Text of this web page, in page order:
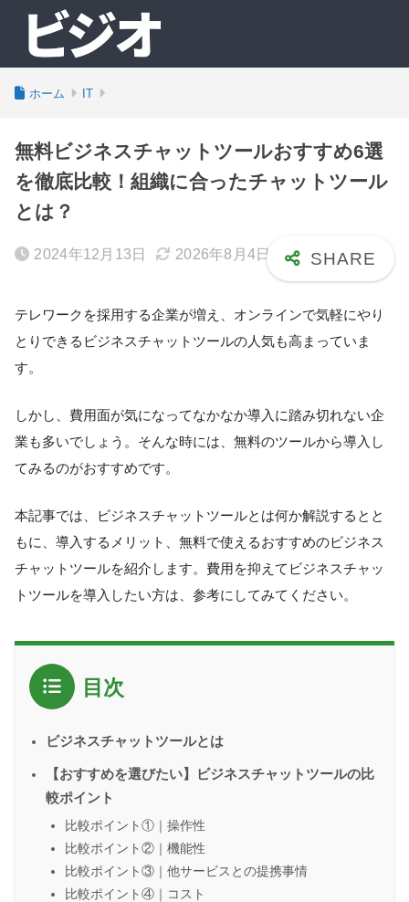
ホーム IT
無料ビジネスチャットツールおすすめ6選
を徹底比較！組織に合ったチャットツール
とは？
2024年12月13日 2026年8月4日
テレワークを採用する企業が増え、オンラインで気軽にやり
とりできるビジネスチャットツールの人気も高まっていま
す。
しかし、費用面が気になってなかなか導入に踏み切れない企
業も多いでしょう。そんな時には、無料のツールから導入し
てみるのがおすすめです。
本記事では、ビジネスチャットツールとは何か解説するとと
もに、導入するメリット、無料で使えるおすすめのビジネス
チャットツールを紹介します。費用を抑えてビジネスチャッ
トツールを導入したい方は、参考にしてみてください。
目次
ビジネスチャットツールとは
【おすすめを選びたい】ビジネスチャットツールの比
較ポイント
比較ポイント①｜操作性
比較ポイント②｜機能性
比較ポイント③｜他サービスとの提携事情
比較ポイント④｜コスト